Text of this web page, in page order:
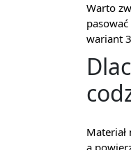
Warto
wariant